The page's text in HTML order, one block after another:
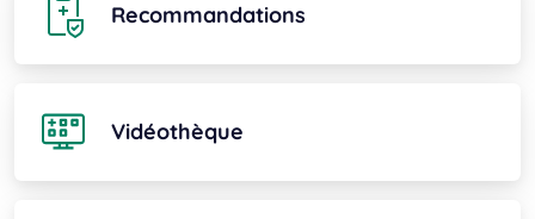
Recommandations
Vidéothèque